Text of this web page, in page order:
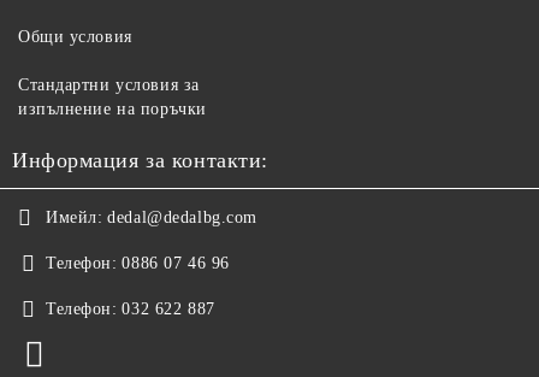
Общи условия
Стандартни условия за
изпълнение на поръчки
Информация за контакти:
Имейл: dedal@dedalbg.com
Телефон: 0886 07 46 96
Телефон: 032 622 887